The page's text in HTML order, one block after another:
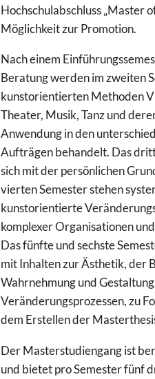
Hochschulabschluss „Master
Möglichkeit zur Promotion.
Nach einem
Beratung werden im zweiten
kunstorientierten Methoden
Theater, Musik, Tanz und
Anwendung in den
Aufträgen behandelt. Das
sich mit der persönlichen
vierten Semester stehen
kunstorientierte
komplexer Organisationen
Das fünfte und sechste
mit Inhalten zur Ästhetik, der
Wahrnehmung und
Veränderungsprozessen, zu
dem Erstellen der
Der Masterstudiengang ist
und bietet pro Semester fünf